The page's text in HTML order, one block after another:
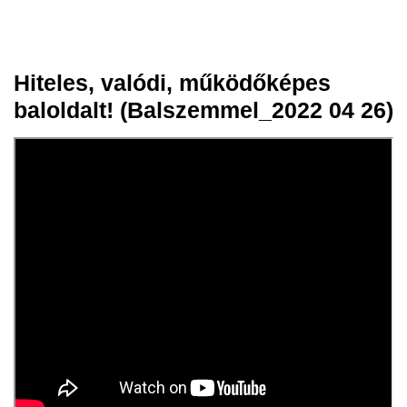
27 ápr.
2022
Hiteles, valódi, működőképes
baloldalt! (Balszemmel_2022 04 26)